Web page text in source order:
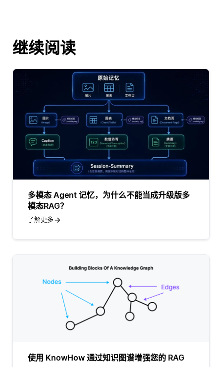
继续阅读
多模态 Agent 记忆，为什么不能当成升级版多
模态RAG？
了解更多
使用 KnowHow 通过知识图谱增强您的 RAG